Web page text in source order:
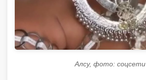
Алсу, фото: соцсети